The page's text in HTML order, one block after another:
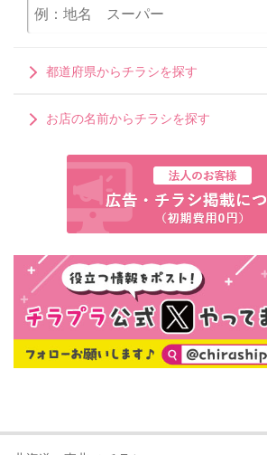
都道府県からチラシを探す
お店の名前からチラシを探す